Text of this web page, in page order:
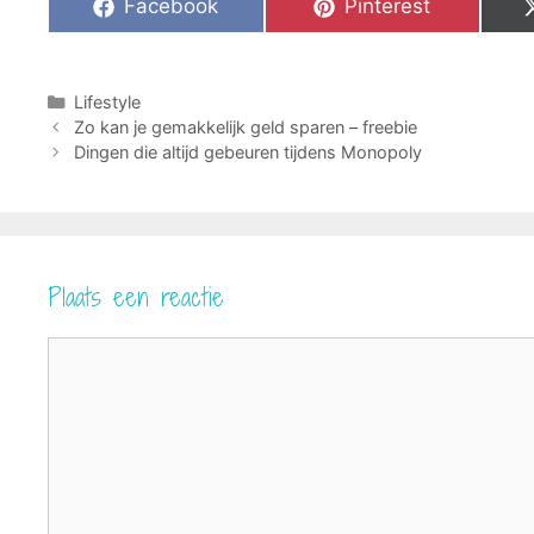
Share
Facebook
Share
Pinterest
Categorieën
Lifestyle
Zo kan je gemakkelijk geld sparen – freebie
Dingen die altijd gebeuren tijdens Monopoly
Plaats een reactie